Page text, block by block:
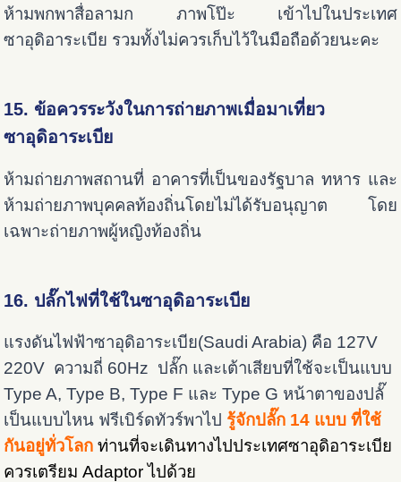
ห้ามพกพาสื่อลามก ภาพโป๊ะ เข้าไปในประเทศ
ซาอุดิอาระเบีย รวมทั้งไม่ควรเก็บไว้ในมือถือด้วยนะคะ
15. ข้อควรระวังในการถ่ายภาพเมื่อมาเที่ยว
ซาอุดิอาระเบีย
ห้ามถ่ายภาพสถานที่ อาคารที่เป็นของรัฐบาล ทหาร และ
ห้ามถ่ายภาพบุคคลท้องถิ่นโดยไม่ได้รับอนุญาต โดย
เฉพาะถ่ายภาพผู้หญิงท้องถิ่น
16. ปลั๊กไฟที่ใช้ในซาอุดิอาระเบีย
แรงดันไฟฟ้าซาอุดิอาระเบีย(Saudi Arabia) คือ 127V
220V ความถี่ 60Hz ปลั๊ก และเต้าเสียบที่ใช้จะเป็นแบบ
Type A, Type B, Type F และ Type G หน้าตาของปลั๊
เป็นแบบไหน ฟรีเบิร์ดทัวร์พาไป รู้จักปลั๊ก 14 แบบ ที่ใช้
กันอยู่ทั่วโลก ท่านที่จะเดินทางไปประเทศซาอุดิอาระเบีย
ควรเตรียม Adaptor ไปด้วย